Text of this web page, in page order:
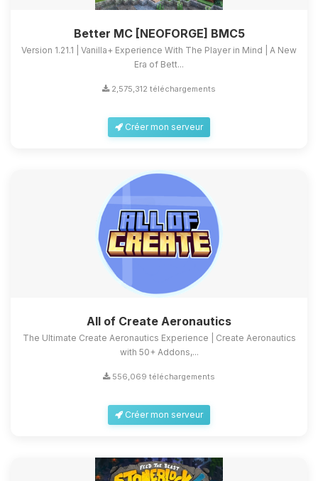
Better MC [NEOFORGE] BMC5
Version 1.21.1 | Vanilla+ Experience With The Player in Mind | A New
Era of Bett...
2,575,312 téléchargements
Créer mon serveur
All of Create Aeronautics
The Ultimate Create Aeronautics Experience | Create Aeronautics
with 50+ Addons,...
556,069 téléchargements
Créer mon serveur